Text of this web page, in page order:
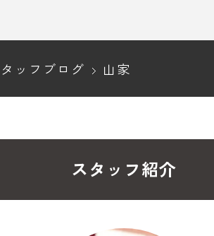
ッフブログ 山家
スタッフ紹介